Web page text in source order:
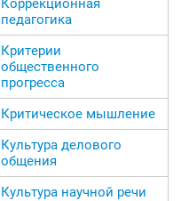
Коррекционная
педагогика
Критерии
общественного
прогресса
Критическое мышление
Культура делового
общения
Культура научной речи